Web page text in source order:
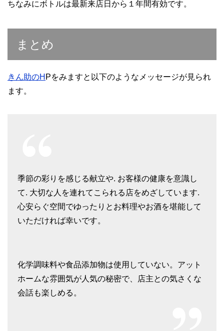
ちなみにボトルは最新来店日から１年間有効です。
まとめ
きん助のH Pをみますと以下のようなメッセージが見られ
ます。
季節の彩りを感じる献立や. お客様の健康を意識し
て. 大切な人を連れてこられる店をめざしています.
心安らぐ空間でゆったりとお料理やお酒を堪能して
いただければ幸いです。
化学調味料や食品添加物は使用していない。アット
ホームな雰囲気が人気の秘密で、店主との気さくな
会話も楽しめる。